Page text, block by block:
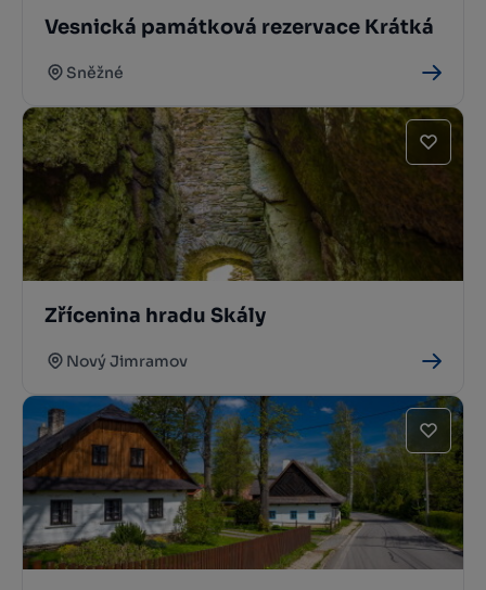
Vesnická památková rezervace Krátká
Sněžné
Zřícenina hradu Skály
Nový Jimramov